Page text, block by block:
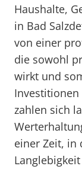
Haushalte,
in Bad
von einer
die sowohl
wirkt und
zahlen sich
einer Zeit, in